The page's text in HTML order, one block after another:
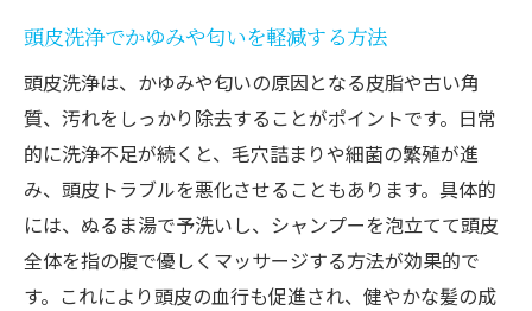
頭皮洗浄でかゆみや匂いを軽減する方法
頭皮洗浄は、かゆみや匂いの原因となる皮脂や古い角
質、汚れをしっかり除去することがポイントです。日常
的に洗浄不足が続くと、毛穴詰まりや細菌の繁殖が進
み、頭皮トラブルを悪化させることもあります。具体的
には、ぬるま湯で予洗いし、シャンプーを泡立てて頭皮
全体を指の腹で優しくマッサージする方法が効果的で
す。これにより頭皮の血行も促進され、健やかな髪の成